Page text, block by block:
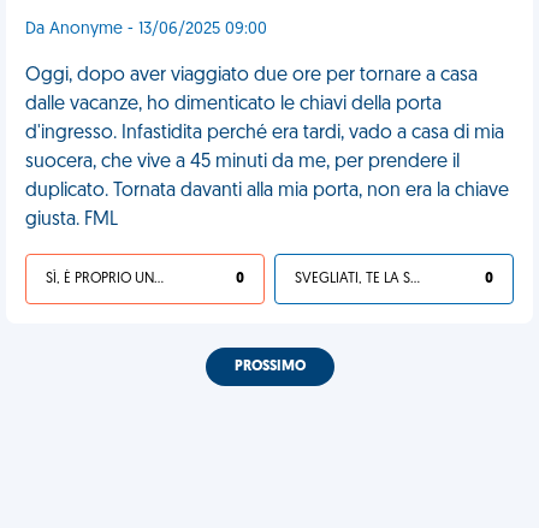
Da Anonyme - 13/06/2025 09:00
Oggi, dopo aver viaggiato due ore per tornare a casa
dalle vacanze, ho dimenticato le chiavi della porta
d'ingresso. Infastidita perché era tardi, vado a casa di mia
suocera, che vive a 45 minuti da me, per prendere il
duplicato. Tornata davanti alla mia porta, non era la chiave
giusta. FML
SÌ, È PROPRIO UNA VDM! 0 SVEGLIATI, TE LA SEI CERCATA! 0
PROSSIMO